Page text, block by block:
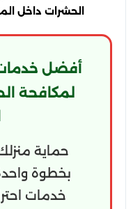
الحشرات داخل
أفضل خدمات
لمكافحة
حماية
بخطوة
خدمات